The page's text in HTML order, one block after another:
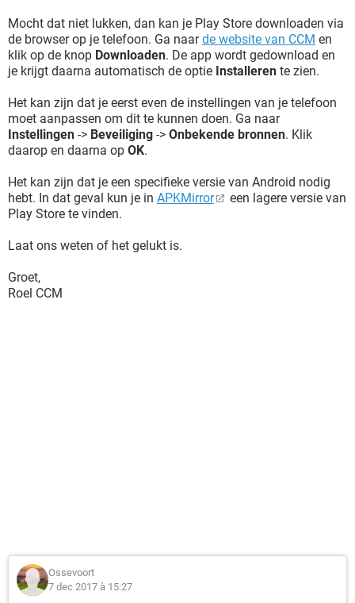
Mocht dat niet lukken, dan kan je Play Store downloaden via
de browser op je telefoon. Ga naarde website van CCM en
klik op de knop Downloaden. De app wordt gedownload en
je krijgt daarna automatisch de optie Installeren te zien.
Het kan zijn dat je eerst even de instellingen van je telefoon
moet aanpassen om dit te kunnen doen. Ga naar
Instellingen -> Beveiliging -> Onbekende bronnen. Klik
daarop en daarna op OK.
Het kan zijn dat je een specifieke versie van Android nodig
hebt. In dat geval kun je in APKMirror
een lagere versie van
Play Store te vinden.
Laat ons weten of het gelukt is.
Groet,
Roel CCM
Ossevoort
7 dec 2017 à 15:27